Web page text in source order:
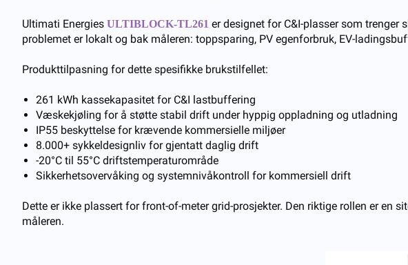
Ultimati Energies ULTIBLOCK-TL261 er designet for C&I-plasser som trenger
problemet er lokalt og bak måleren: toppsparing, PV egenforbruk, EV-
Produkttilpasning for dette spesifikke brukstilfellet:
261 kWh kassekapasitet for C&I lastbuffering
Væskekjøling for å støtte stabil drift under hyppig oppladning og utladning
IP55 beskyttelse for krævende kommersielle miljøer
8.000+ sykkeldesignliv for gjentatt daglig drift
-20°C til 55°C driftstemperaturområde
Sikkerhetsovervåking og systemnivåkontroll for kommersiell drift
Dette er ikke plassert for front-of-meter grid-prosjekter. Den riktige rollen er
måleren.